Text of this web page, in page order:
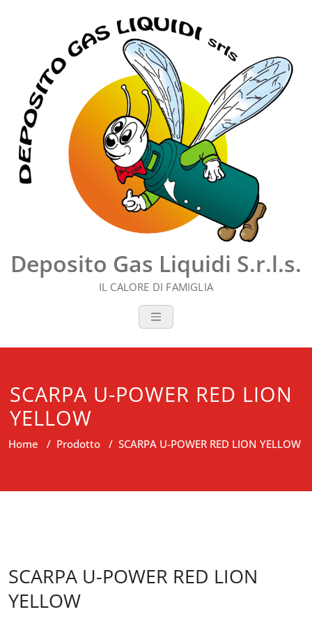
Deposito Gas Liquidi S.r.l.s.
IL CALORE DI FAMIGLIA
SCARPA U-POWER RED LION
YELLOW
Home / Prodotto / SCARPA U-POWER RED LION YELLOW
SCARPA U-POWER RED LION
YELLOW